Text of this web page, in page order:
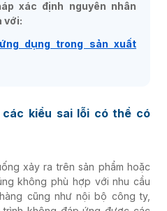
xác định nguyên nhân
với:
dụng trong sản xuất
kiểu sai lỗi có thể có
xảy ra trên sản phẩm hoặc
không phù hợp với nhu cầu
cũng như nội bộ công ty,